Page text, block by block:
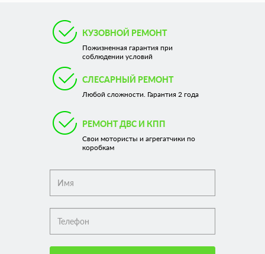
КУЗОВНОЙ РЕМОНТ
Пожизненная гарантия при
соблюдении условий
СЛЕСАРНЫЙ РЕМОНТ
Любой сложности. Гарантия 2 года
РЕМОНТ ДВС И КПП
Свои мотористы и агрегатчики по
коробкам